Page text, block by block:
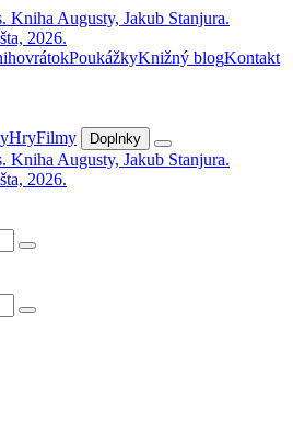
PoukážkyKnižný blogKontakt
HryFilmy Doplnky